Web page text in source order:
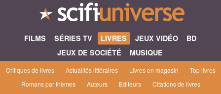
FILMS SÉRIES TV LIVRES JEUX VIDÉO
BD
JEUX DE SOCIÉTÉ
MUSIQUE
Critiques de livres Actualités littéraires Livres en magasin
Top livres
Romans par thèmes
Auteurs Editeurs
Citations de livres